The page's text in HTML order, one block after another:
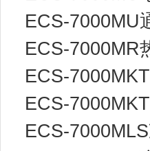
ECS-7000MU
ECS-7000MR
ECS-
ECS-
ECS-